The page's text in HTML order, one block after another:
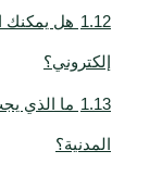
1.12 هل يمكنك
إلكتروني؟
1.13 ما الذي
المدنية؟